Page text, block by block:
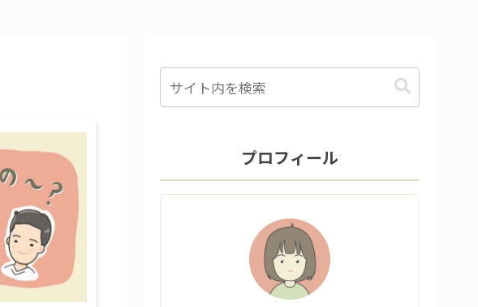
プロフィール